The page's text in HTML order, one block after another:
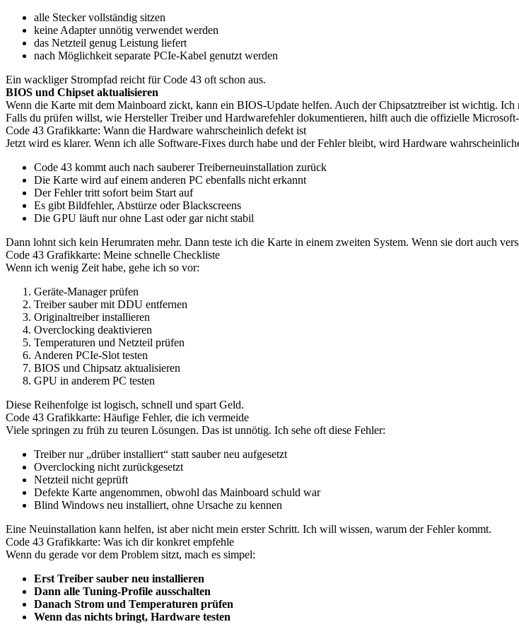
alle Stecker vollständig sitzen
keine Adapter unnötig verwendet werden
das Netzteil genug Leistung liefert
nach Möglichkeit separate PCIe-Kabel genutzt werden
Ein wackliger Strompfad reicht für Code 43 oft schon aus.
BIOS und Chipset aktualisieren
Wenn die Karte mit dem Mainboard zickt, kann ein BIOS-Update helfen. Auch der Chipsatztreiber ist wichtig. Ich
Falls du prüfen willst, wie Hersteller Treiber und Hardwarefehler dokumentieren, hilft auch die offizielle
Code 43 Grafikkarte: Wann die Hardware wahrscheinlich defekt ist
Jetzt wird es klarer. Wenn ich alle Software-Fixes durch habe und der Fehler bleibt, wird Hardware
Code 43 kommt auch nach sauberer Treiberneuinstallation zurück
Die Karte wird auf einem anderen PC ebenfalls nicht erkannt
Der Fehler tritt sofort beim Start auf
Es gibt Bildfehler, Abstürze oder Blackscreens
Die GPU läuft nur ohne Last oder gar nicht stabil
Dann lohnt sich kein Herumraten mehr. Dann teste ich die Karte in einem zweiten System. Wenn sie dort auch
Code 43 Grafikkarte: Meine schnelle Checkliste
Wenn ich wenig Zeit habe, gehe ich so vor:
Geräte-Manager prüfen
Treiber sauber mit DDU entfernen
Originaltreiber installieren
Overclocking deaktivieren
Temperaturen und Netzteil prüfen
Anderen PCIe-Slot testen
BIOS und Chipsatz aktualisieren
GPU in anderem PC testen
Diese Reihenfolge ist logisch, schnell und spart Geld.
Code 43 Grafikkarte: Häufige Fehler, die ich vermeide
Viele springen zu früh zu teuren Lösungen. Das ist unnötig. Ich sehe oft diese Fehler:
Treiber nur „drüber installiert“ statt sauber neu aufgesetzt
Overclocking nicht zurückgesetzt
Netzteil nicht geprüft
Defekte Karte angenommen, obwohl das Mainboard schuld war
Blind Windows neu installiert, ohne Ursache zu kennen
Eine Neuinstallation kann helfen, ist aber nicht mein erster Schritt. Ich will wissen, warum der Fehler kommt.
Code 43 Grafikkarte: Was ich dir konkret empfehle
Wenn du gerade vor dem Problem sitzt, mach es simpel:
Erst Treiber sauber neu installieren
Dann alle Tuning-Profile ausschalten
Danach Strom und Temperaturen prüfen
Wenn das nichts bringt, Hardware testen